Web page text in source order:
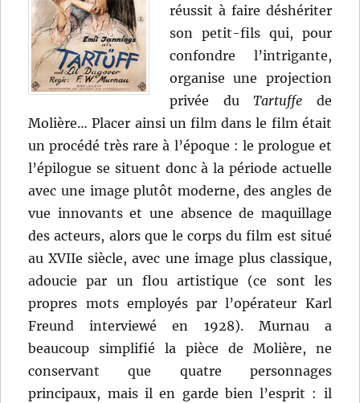
réussit à faire déshériter
son petit-fils qui, pour
confondre l’intrigante,
organise une projection
privée duTartuffe de
Molière… Placer ainsi un film dans le film était
un procédé très rare à l’époque : le prologue et
l’épilogue se situent donc à la période actuelle
avec une image plutôt moderne, des angles de
vue innovants et une absence de maquillage
des acteurs, alors que le corps du film est situé
au XVIIe siècle, avec une image plus classique,
adoucie par un flou artistique (ce sont les
propres mots employés par l’opérateur Karl
Freund interviewé en 1928). Murnau a
beaucoup simplifié la pièce de Molière, ne
conservant que quatre personnages
principaux, mais il en garde bien l’esprit : il